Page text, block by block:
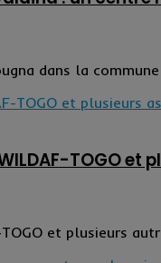
dans la
TOGO
et plusieurs